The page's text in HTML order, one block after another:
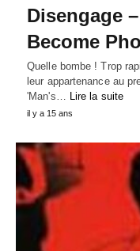
Disengage
Become
Quelle bombe ! Trop
leur appartenance au
'Man's… Lire la suite
il y a 15 ans